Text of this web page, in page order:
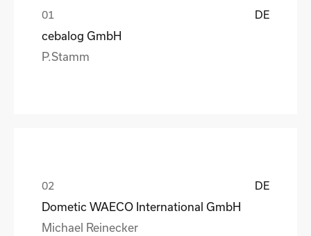
DE
cebalog GmbH
P.Stamm
DE
Dometic WAECO International GmbH
Michael Reinecker